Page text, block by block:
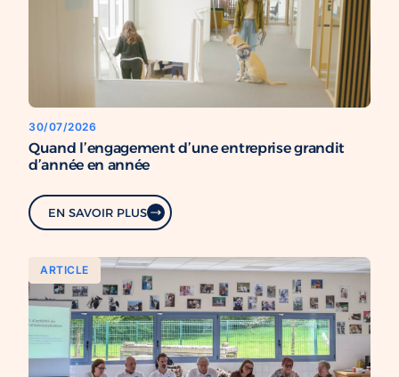
30/07/2026
Quand l’engagement d’une entreprise grandit
d’année en année
EN SAVOIR PLUS
ARTICLE